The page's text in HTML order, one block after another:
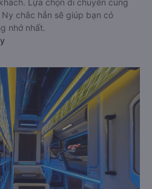
Lựa chọn di chuyển cùng
chắc hẳn sẽ giúp bạn có
nhớ nhất.